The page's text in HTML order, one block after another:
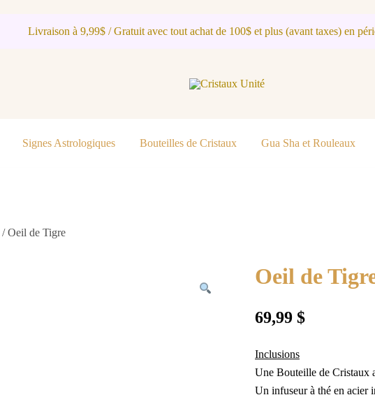
Livraison à 9,99$ / Gratuit avec tout achat de 100$ et plus (avant taxes) en
Signes Astrologiques Bouteilles de Cristaux Gua Sha et Rouleaux
/ Oeil de Tigre
Oeil de
69,99 $
Inclusions
Une Bouteille de Cristaux
Un infuseur à thé en acier